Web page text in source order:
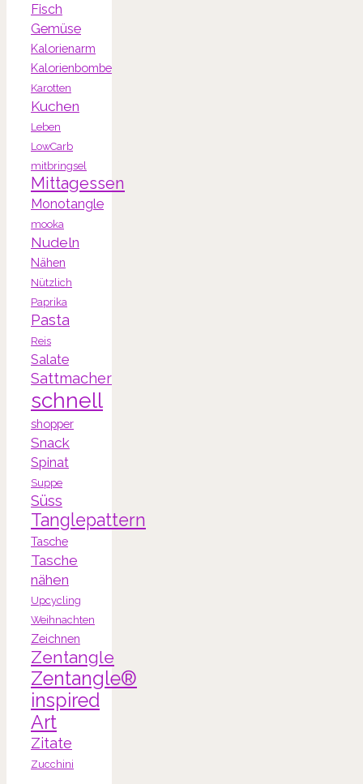
Fisch
Gemüse
Kalorienarm
Kalorienbombe
Karotten
Kuchen
Leben
LowCarb
mitbringsel
Mittagessen
Monotangle
mooka
Nudeln
Nähen
Nützlich
Paprika
Pasta
Reis
Salate
Sattmacher
schnell
shopper
Snack
Spinat
Suppe
Süss
Tanglepattern
Tasche
Tasche
nähen
Upcycling
Weihnachten
Zeichnen
Zentangle
Zentangle®
inspired
Art
Zitate
Zucchini